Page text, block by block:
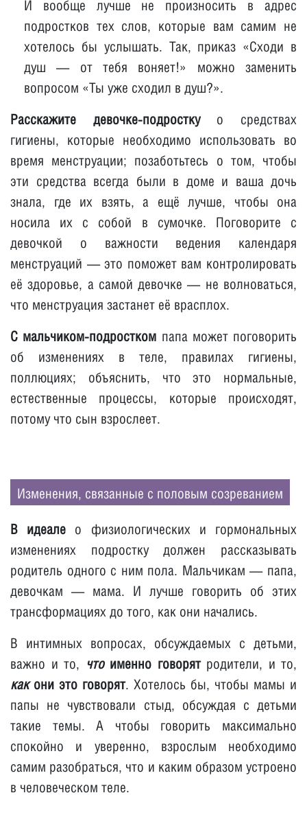
И вообще лучше не произносить в адрес
подростков тех слов, которые вам самим не
хотелось бы услышать. Так, приказ «Сходи в
душ — от тебя воняет!» можно заменить
вопросом «Ты уже сходил в душ?».
Расскажите девочке-подросткуо средствах
гигиены, которые необходимо использовать во
время менструации; позаботьтесь о том, чтобы
эти средства всегда были в доме и ваша дочь
знала, где их взять, а ещё лучше, чтобы она
носила их с собой в сумочке. Поговорите с
девочкой о важности ведения календаря
менструаций — это поможет вам контролировать
её здоровье, а самой девочке — не волноваться,
что менструация застанет её врасплох.
С мальчиком-подростком папа может поговорить
об изменениях в теле, правилах гигиены,
поллюциях; объяснить, что это нормальные,
естественные процессы, которые происходят,
потому что сын взрослеет.
Изменения, связанные с половым созреванием
В идеале о физиологических и гормональных
изменениях подростку должен рассказывать
родитель одного с ним пола. Мальчикам — папа,
девочкам — мама. И лучше говорить об этих
трансформациях до того, как они начались.
В интимных вопросах, обсуждаемых с детьми,
важно и то, чтоименно говорят родители, и то,
какони это говорят. Хотелось бы, чтобы мамы и
папы не чувствовали стыд, обсуждая с детьми
такие темы. А чтобы говорить максимально
спокойно и уверенно, взрослым необходимо
самим разобраться, что и каким образом устроено
в человеческом теле.